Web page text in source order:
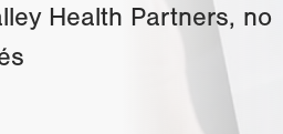
Health Partners, no